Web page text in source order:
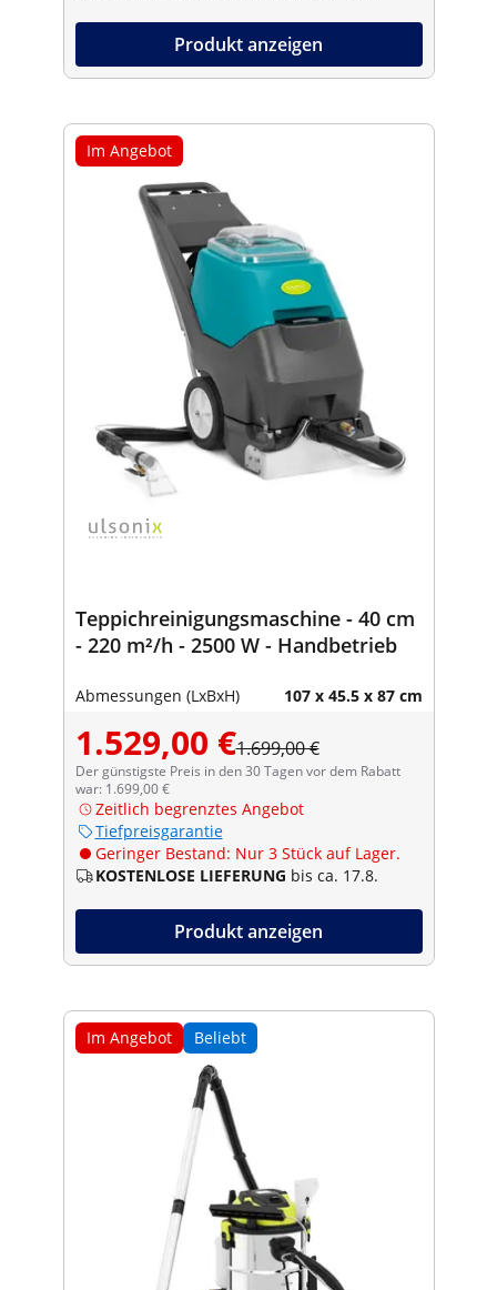
Produkt anzeigen
Im Angebot
Teppichreinigungsmaschine - 40 cm
- 220 m²/h - 2500 W - Handbetrieb
Abmessungen (LxBxH) 107 x 45.5 x 87 cm
1.529,00 €1.699,00 €
Der günstigste Preis in den 30 Tagen vor dem Rabatt
war: 1.699,00 €
Zeitlich begrenztes Angebot
Tiefpreisgarantie
Geringer Bestand: Nur 3 Stück auf Lager.
KOSTENLOSE LIEFERUNG bis ca. 17.8.
Produkt anzeigen
Im Angebot Beliebt